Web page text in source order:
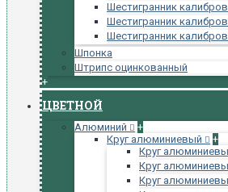
Шестигранник
Шестигранник
Шестигранник
Шпонка
Штрипс оцинкованный
+
ЦВЕТНОЙ
Алюминий
+
Круг алюминиевый
+
Круг
Круг
Круг